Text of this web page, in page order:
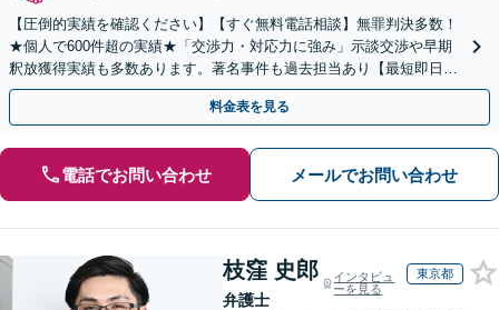
【圧倒的実績を確認ください】【すぐ無料電話相談】無罪判決多数！
★個人で600件超の実績★「交渉力・対応力に強み」示談交渉や早期
釈放獲得実績も多数あります。著名事件も過去担当あり【最短即日接
見】【土日対応可】【メディア出演・掲載多数】
料金表を見る
電話でお問い合わせ メールでお問い合わせ
枝窪 史郎
弁護士
インタビュ
ーを見る
東京都